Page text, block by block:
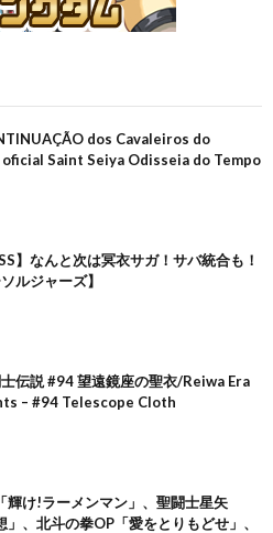
dos Cavaleiros do
Saint Seiya Odisseia do Tempo
】なんと次は冥衣サガ！サバ統合も！
ルジャーズ】
伝説 #94 望遠鏡座の聖衣/Reiwa Era
– #94 Telescope Cloth
輝け!ラーメンマン」、聖闘士星矢
」、北斗の拳OP「愛をとりもどせ」、